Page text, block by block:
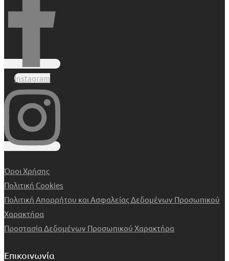
Instagram
Όροι Χρήσης
Πολιτική Cookies
Πολιτική Απορρήτου και Ασφαλείας Δεδομένων Προσωπικού
Χαρακτήρα
Προστασία Δεδομένων Προσωπικού Χαρακτήρα
Επικοινωνία